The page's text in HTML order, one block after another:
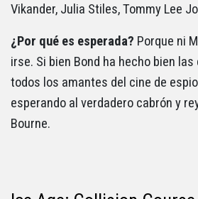
Vikander, Julia Stiles, Tommy Lee
¿Por qué es esperada? Porque ni
irse. Si bien Bond ha hecho bien
todos los amantes del cine de
esperando al verdadero cabrón y
Bourne.